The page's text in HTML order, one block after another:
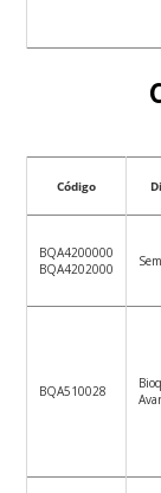
Código
BQA4200000
BQA4202000
BQA510028